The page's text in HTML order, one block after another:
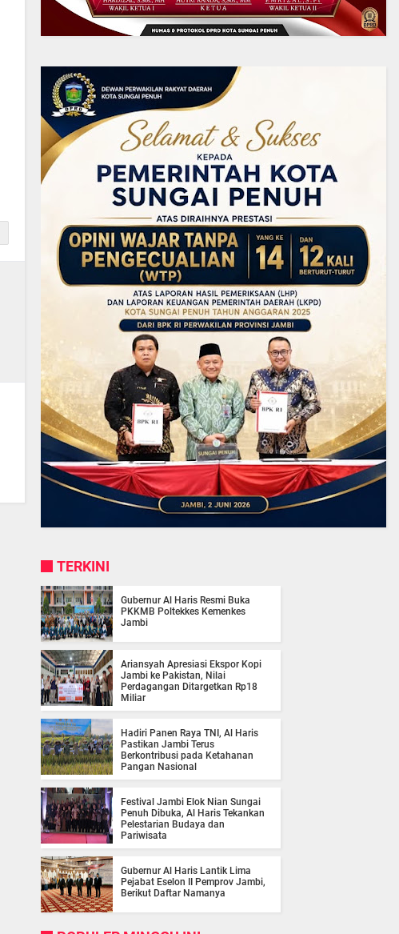
TERKINI
Gubernur Al Haris Resmi Buka
PKKMB Poltekkes Kemenkes
Jambi
Ariansyah Apresiasi Ekspor Kopi
Jambi ke Pakistan, Nilai
Perdagangan Ditargetkan Rp18
Miliar
Hadiri Panen Raya TNI, Al Haris
Pastikan Jambi Terus
Berkontribusi pada Ketahanan
Pangan Nasional
Festival Jambi Elok Nian Sungai
Penuh Dibuka, Al Haris Tekankan
Pelestarian Budaya dan
Pariwisata
Gubernur Al Haris Lantik Lima
Pejabat Eselon II Pemprov Jambi,
Berikut Daftar Namanya